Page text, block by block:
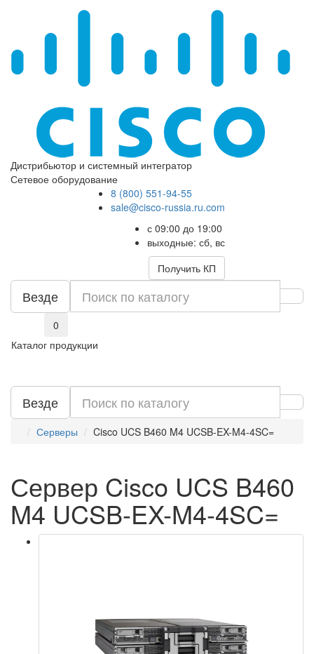
Дистрибьютор и системный интегратор
Сетевое оборудование
8 (800) 551-94-55
sale@cisco-russia.ru.com
с 09:00 до 19:00
выходные: сб, вс
Получить КП
Везде
0
Каталог продукции
Везде
Серверы Cisco UCS B460 M4 UCSB-EX-M4-4SC=
Сервер Cisco UCS B460
M4 UCSB-EX-M4-4SC=